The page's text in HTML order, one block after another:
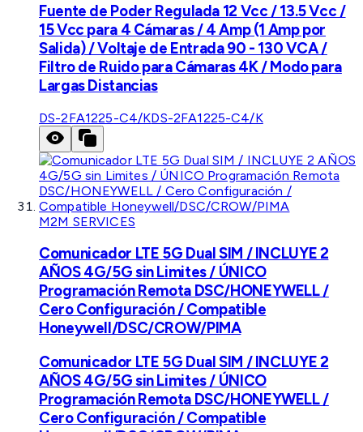
Fuente de Poder Regulada 12 Vcc / 13.5 Vcc /
15 Vcc para 4 Cámaras / 4 Amp (1 Amp por
Salida) / Voltaje de Entrada 90 - 130 VCA /
Filtro de Ruido para Cámaras 4K / Modo para
Largas Distancias
DS-2FA1225-C4/KDS-2FA1225-C4/K
M2M SERVICES
Comunicador LTE 5G Dual SIM / INCLUYE 2
AÑOS 4G/5G sin Limites / ÚNICO
Programación Remota DSC/HONEYWELL /
Cero Configuración / Compatible
Honeywell/DSC/CROW/PIMA
Comunicador LTE 5G Dual SIM / INCLUYE 2
AÑOS 4G/5G sin Limites / ÚNICO
Programación Remota DSC/HONEYWELL /
Cero Configuración / Compatible